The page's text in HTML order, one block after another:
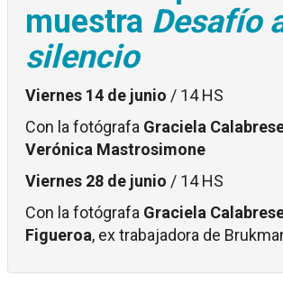
muestra Desafío
silencio
Viernes 14 de junio / 14 HS
Con la fotógrafa Graciela
Verónica Mastrosimone
Viernes 28 de junio / 14 HS
Con la fotógrafa Graciela
Figueroa, ex trabajadora de